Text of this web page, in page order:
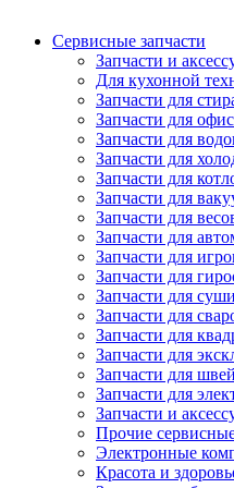
Сервисные запчасти
Запчасти и
Для кухонной
Запчасти для
Запчасти для
Запчасти для
Запчасти для
Запчасти для
Запчасти для
Запчасти для
Запчасти для
Запчасти для
Запчасти для
Запчасти для
Запчасти для
Запчасти для
Запчасти для
Запчасти для
Запчасти для
Запчасти и
Прочие
Электронные
Красота и